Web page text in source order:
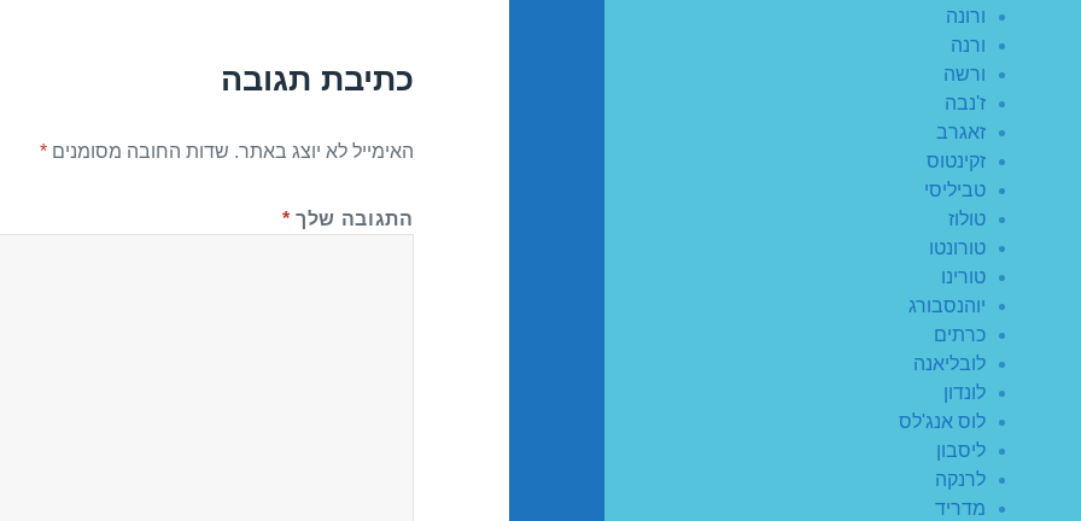
ורונה
ורנה
ורשה
ז'נבה
זאגרב
זקינטוס
טביליסי
טולוז
טורונטו
טורינו
יוהנסבורג
כרתים
לובליאנה
לונדון
לוס אנג'לס
ליסבון
לרנקה
מדריד
כתיבת תגובה
האימייל לא יוצג באתר. שדות החובה מסומנים*
התגובה שלך *